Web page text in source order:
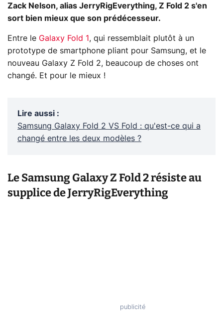
Zack Nelson, alias JerryRigEverything, Z Fold 2 s'en
sort bien mieux que son prédécesseur.
Entre le Galaxy Fold 1 , qui ressemblait plutôt à un
prototype de smartphone pliant pour Samsung, et le
nouveau Galaxy Z Fold 2, beaucoup de choses ont
changé. Et pour le mieux !
Lire aussi :
Samsung Galaxy Fold 2 VS Fold : qu'est-ce qui a
changé entre les deux modèles ?
Le Samsung Galaxy Z Fold 2 résiste au
supplice de JerryRigEverything